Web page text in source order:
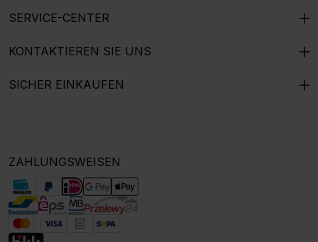
SERVICE-CENTER
KONTAKTIEREN SIE UNS
SICHER EINKAUFEN
ZAHLUNGSWEISEN